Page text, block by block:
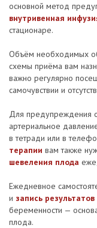
основной метод
внутривенная
стационаре.
Объём необходимых
схемы приёма вам
важно регулярно
самочувствии и
Для предупреждения
артериальное
в тетради или в
терапии вам также
шевеления плода
Ежедневное
и запись
беременности —
плода.